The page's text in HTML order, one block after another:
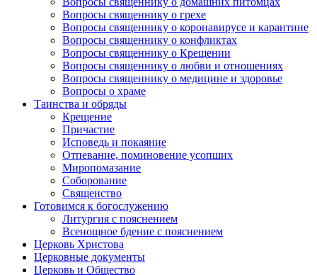
Вопросы священнику о грехе
Вопросы священнику о коронавирусе и карантине
Вопросы священнику о конфликтах
Вопросы священнику о Крещении
Вопросы священнику о любви и отношениях
Вопросы священнику о медицине и здоровье
Вопросы о храме
Таинства и обряды
Крещение
Причастие
Исповедь и покаяние
Отпевание, поминовение усопших
Миропомазание
Соборование
Священство
Готовимся к богослужению
Литургия с пояснением
Всенощное бдение с пояснением
Церковь Христова
Церковные документы
Церковь и Общество